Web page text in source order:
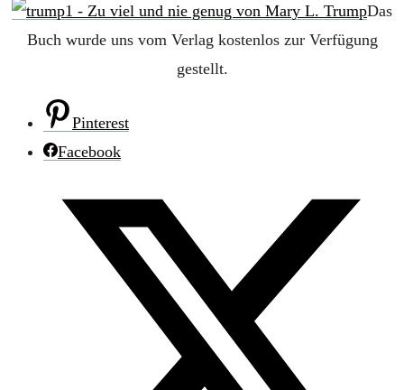
Das
Buch wurde uns vom Verlag kostenlos zur Verfügung
gestellt.
Pinterest
Facebook